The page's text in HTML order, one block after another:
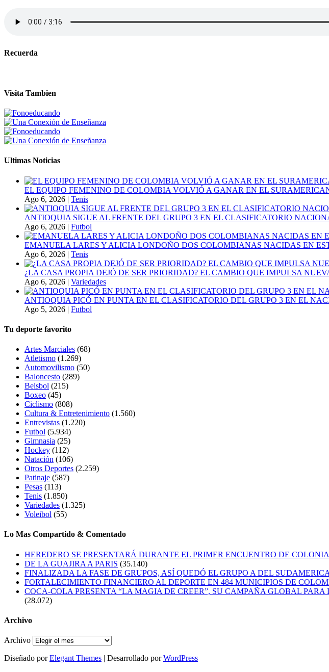
Recuerda
Visita Tambien
Ultimas Noticias
EL EQUIPO FEMENINO DE COLOMBIA VOLVIÓ A GANAR EN EL
Ago 6, 2026 | Tenis
ANTIOQUIA SIGUE AL FRENTE DEL GRUPO 3 EN EL CLASIFICATORIO
Ago 6, 2026 | Futbol
EMANUELA LARES Y ALICIA LONDOÑO DOS COLOMBIANAS NACIDAS EN
Ago 6, 2026 | Tenis
¿LA CASA PROPIA DEJÓ DE SER PRIORIDAD? EL CAMBIO QUE IMPULSA
Ago 6, 2026 | Variedades
ANTIOQUIA PICÓ EN PUNTA EN EL CLASIFICATORIO DEL GRUPO 3 EN EL
Ago 5, 2026 | Futbol
Tu deporte favorito
Artes Marciales (68)
Atletismo (1.269)
Automovilismo (50)
Baloncesto (289)
Beisbol (215)
Boxeo (45)
Ciclismo (808)
Cultura & Entretenimiento (1.560)
Entrevistas (1.220)
Futbol (5.934)
Gimnasia (25)
Hockey (112)
Natación (106)
Otros Deportes (2.259)
Patinaje (587)
Pesas (113)
Tenis (1.850)
Variedades (1.325)
Voleibol (55)
Lo Mas Compartido & Comentado
HEREDERO SE PRESENTARÁ DURANTE EL PRIMER ENCUENTRO DE
DE LA GUAJIRA A PARIS (35.140)
FINALIZADA LA FASE DE GRUPOS, ASÍ QUEDÓ EL GRUPO A DEL
FORTALECIMIENTO FINANCIERO AL DEPORTE EN 484 MUNICIPIOS DE
COCA-COLA PRESENTA “LA MAGIA DE CREER”, SU CAMPAÑA GLOBAL
(28.072)
Archivo
Archivo
Diseñado porElegant Themes | Desarrollado porWordPress